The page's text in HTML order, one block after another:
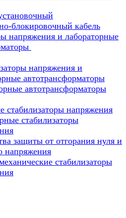
блокировочный кабель
напряжения и лабораторные
напряжения и
автотрансформаторы
автотрансформаторы
стабилизаторы напряжения
стабилизаторы
защиты от отгорания нуля и
напряжения
стабилизаторы